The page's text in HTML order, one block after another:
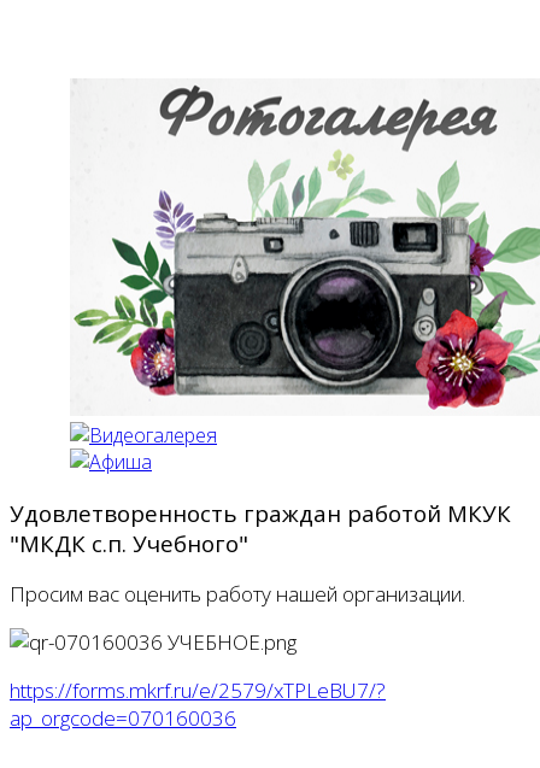
Удовлетворенность граждан работой МКУК
"МКДК с.п. Учебного"
Просим вас оценить работу нашей организации.
https://forms.mkrf.ru/e/2579/xTPLeBU7/?
ap_orgcode=070160036